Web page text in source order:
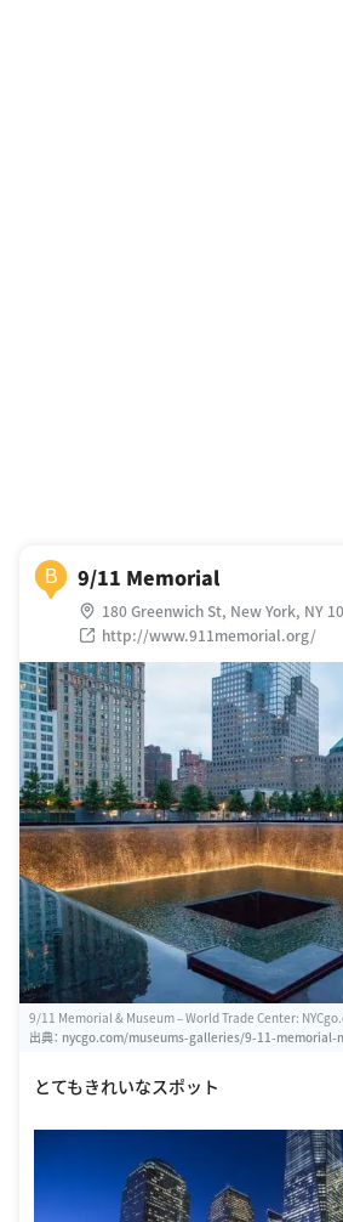
B 9/11 Memorial
180 Greenwich St, New York, NY
http://www.911memorial.org/
9/11 Memorial & Museum – World Trade Center:
出典： nycgo.com/museums-galleries/9-11-memorial-
とてもきれいなスポット